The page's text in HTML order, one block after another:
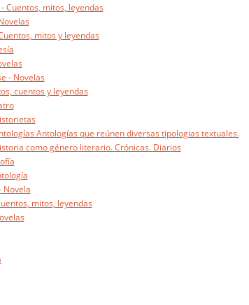
Cuentos, mitos, leyendas
mitos y leyendas
- Novelas
cuentos y leyendas
Antologías que reúnen diversas tipologias textuales.
como género literario. Crónicas. Diarios
Novela
mitos, leyendas